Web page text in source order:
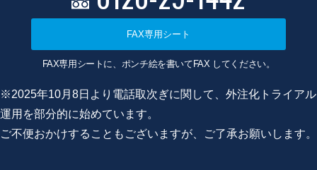
FAX専用シート
FAX専用シートに、ポンチ絵を書いてFAX してください。
※2025年10月8日より電話取次ぎに関して、外注化トライアル
運用を部分的に始めています。
ご不便おかけすることもございますが、ご了承お願いします。